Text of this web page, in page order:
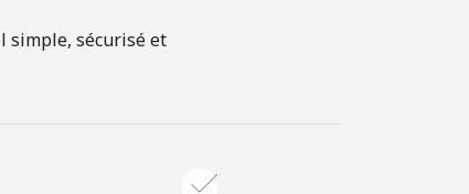
simple, sécurisé et